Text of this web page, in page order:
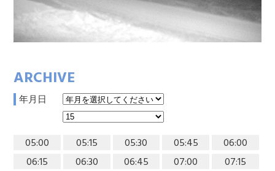
ARCHIVE
年月日
05:00 05:15 05:30 05:45
06:00
06:15
06:30 06:45 07:00
07:15